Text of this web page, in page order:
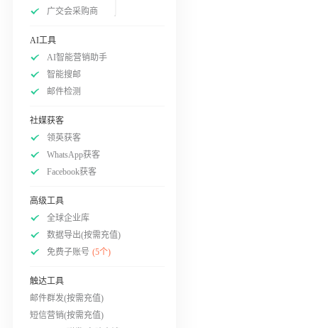
广交会采购商
AI工具
AI智能营销助手
智能搜邮
邮件检测
社媒获客
领英获客
WhatsApp获客
Facebook获客
高级工具
全球企业库
数据导出(按需充值)
免费子账号 (5个)
触达工具
邮件群发(按需充值)
短信营销(按需充值)